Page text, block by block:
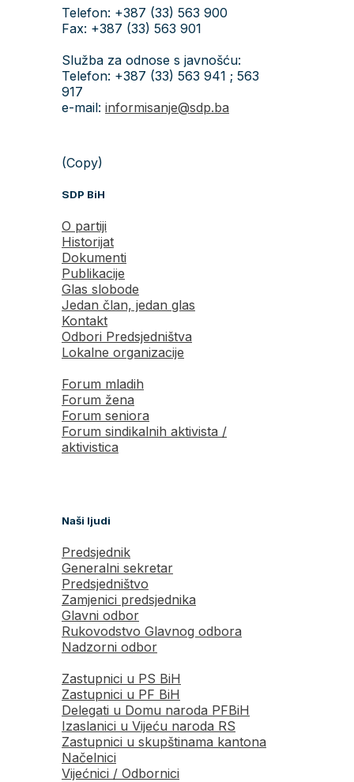
Telefon: +387 (33) 563 900
Fax: +387 (33) 563 901
Služba za odnose s javnošću:
Telefon: +387 (33) 563 941 ; 563
917
e-mail: informisanje@sdp.ba
(Copy)
SDP BiH
O partiji
Historijat
Dokumenti
Publikacije
Glas slobode
Jedan član, jedan glas
Kontakt
Odbori Predsjedništva
Lokalne organizacije
Forum mladih
Forum žena
Forum seniora
Forum sindikalnih aktivista /
aktivistica
Naši ljudi
Predsjednik
Generalni sekretar
Predsjedništvo
Zamjenici predsjednika
Glavni odbor
Rukovodstvo Glavnog odbora
Nadzorni odbor
Zastupnici u PS BiH
Zastupnici u PF BiH
Delegati u Domu naroda PFBiH
Izaslanici u Vijeću naroda RS
Zastupnici u skupštinama kantona
Načelnici
Vijećnici / Odbornici